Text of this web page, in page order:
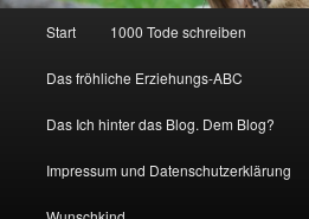
Start 1000 Tode schreiben
Das fröhliche Erziehungs-ABC
Das Ich hinter das Blog. Dem Blog?
Impressum und Datenschutzerklärung